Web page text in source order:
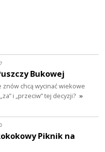
Bukowej
znów chcą wycinać wiekowe
i „przeciw” tej decyzji? »
Piknik na